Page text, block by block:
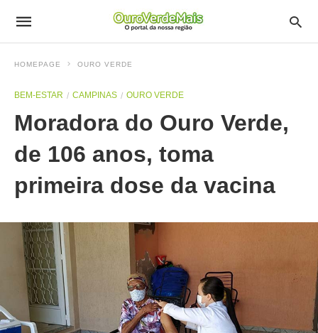
HOMEPAGE OURO VERDE
BEM-ESTAR CAMPINAS OURO VERDE
Moradora do Ouro Verde,
de 106 anos, toma
primeira dose da vacina